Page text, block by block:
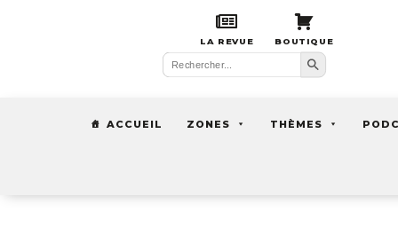
LA REVUE BOUTIQUE
Search
for:
Search Button
ACCUEIL ZONES THÈMES